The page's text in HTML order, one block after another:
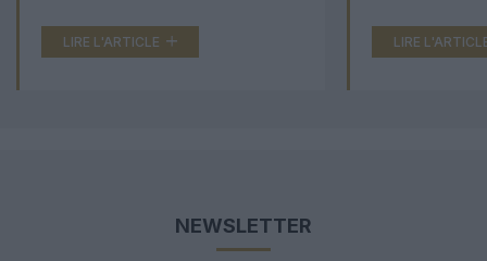
LIRE L'ARTICLE LIRE
NEWSLETTER